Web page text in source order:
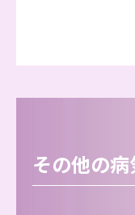
その他の病